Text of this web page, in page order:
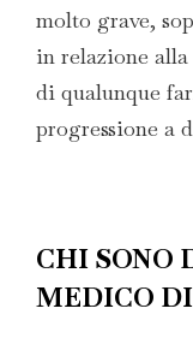
molto grave,
in relazione
di qualunque
progressione a
CHI SONO
MEDICO